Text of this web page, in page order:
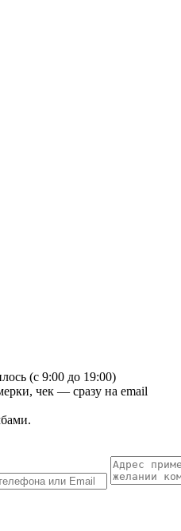
(с 9:00 до 19:00)
чек — сразу на email